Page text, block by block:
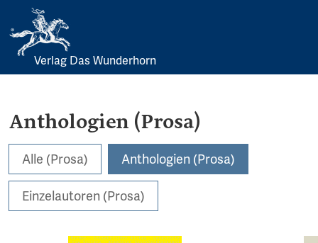
Skip
Verlag Das Wunderhorn
Anthologien (Prosa)
Alle (Prosa) Anthologien (Prosa)
Einzelautoren (Prosa)